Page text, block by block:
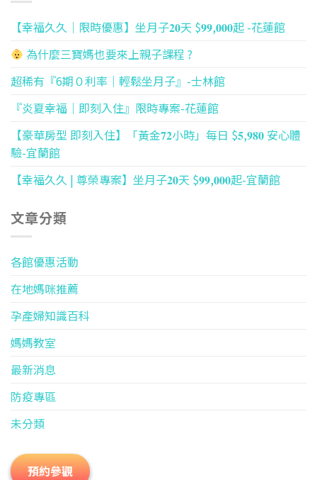
【幸福久久｜限時優惠】坐月子𝟐𝟎天 $𝟗𝟗,𝟎𝟎𝟎起 -花蓮館
為什麼三寶媽也要來上親子課程 ?
超稀有『6期０利率｜輕鬆坐月子』-士林館
『炎夏幸福｜即刻入住』限時專案-花蓮館
【豪華房型 即刻入住】「黃金𝟕𝟐小時」每日 $𝟓,𝟗𝟖𝟎 安心體
驗-宜蘭館
【幸福久久 | 尊榮專案】坐月子𝟐𝟎天 $𝟗𝟗,𝟎𝟎𝟎起-宜蘭館
文章分類
各館優惠活動
在地媽咪推薦
孕產婦知識百科
媽媽教室
最新消息
防疫專區
未分類
預約參觀